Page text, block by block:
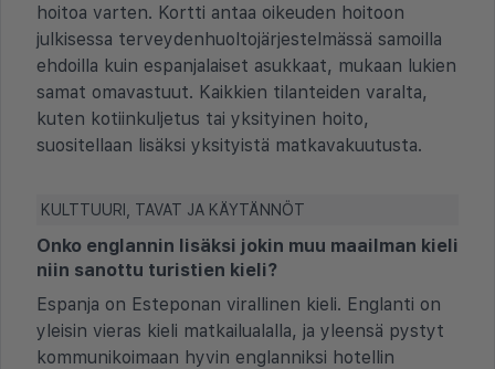
hoitoa varten. Kortti antaa oikeuden hoitoon
julkisessa terveydenhuoltojärjestelmässä samoilla
ehdoilla kuin espanjalaiset asukkaat, mukaan lukien
samat omavastuut. Kaikkien tilanteiden varalta,
kuten kotiinkuljetus tai yksityinen hoito,
suositellaan lisäksi yksityistä matkavakuutusta.
KULTTUURI, TAVAT JA KÄYTÄNNÖT
Onko englannin lisäksi jokin muu maailman kieli
niin sanottu turistien kieli?
Espanja on Esteponan virallinen kieli. Englanti on
yleisin vieras kieli matkailualalla, ja yleensä pystyt
kommunikoimaan hyvin englanniksi hotellin